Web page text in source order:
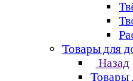
Товары для
Назад
Товары